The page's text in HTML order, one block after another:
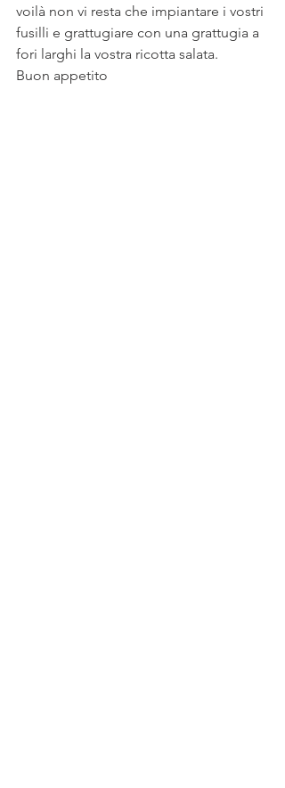
voilà non vi resta che impiantare i vostri
fusilli e grattugiare con una grattugia a
fori larghi la vostra ricotta salata.
Buon appetito